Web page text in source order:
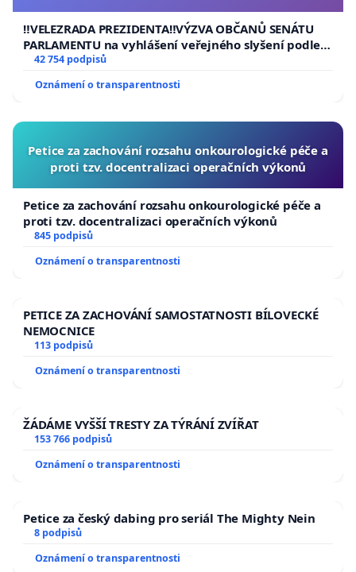
republiky
‼️VELEZRADA PREZIDENTA‼️VÝZVA OBČANŮ SENÁTU
PARLAMENTU na vyhlášení veřejného slyšení podle §
144 jednacího řádu Senátu k návrhu na přijetí
usnesení k podání ústavní žaloby na prezidenta
republiky
42 754 podpisů
Oznámení o transparentnosti
Petice za zachování rozsahu onkourologické péče a
proti tzv. docentralizaci operačních výkonů
Petice za zachování rozsahu onkourologické péče a
proti tzv. docentralizaci operačních výkonů
845 podpisů
Oznámení o transparentnosti
PETICE ZA ZACHOVÁNÍ SAMOSTATNOSTI BÍLOVECKÉ
NEMOCNICE
113 podpisů
Oznámení o transparentnosti
ŽÁDÁME VYŠŠÍ TRESTY ZA TÝRÁNÍ ZVÍŘAT
153 766 podpisů
Oznámení o transparentnosti
Petice za český dabing pro seriál The Mighty Nein
8 podpisů
Oznámení o transparentnosti